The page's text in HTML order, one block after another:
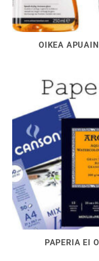
OIKEA
PAPERIA EI